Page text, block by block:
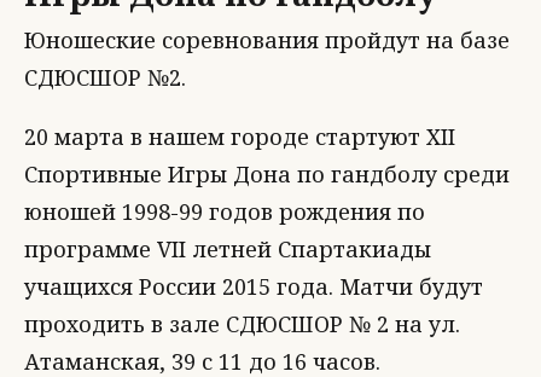
Юношеские соревнования пройдут на базе
СДЮСШОР №2.
20 марта в нашем городе стартуют XII
Спортивные Игры Дона по гандболу среди
юношей 1998-99 годов рождения по
программе VII летней Спартакиады
учащихся России 2015 года. Матчи будут
проходить в зале СДЮСШОР № 2 на ул.
Атаманская, 39 с 11 до 16 часов.